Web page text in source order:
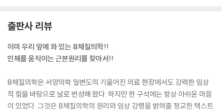
장부가 오행에 속한다는 말만 했다.
--- p.32
의 상징의 체계로 과감하게 가설을 세우고, 그 가설하에서 오장오부간의
연역적 관계 법칙을 발견했다는 것이다.
--- p.101
출판사 리뷰
이미 우리 앞에 와 있는 8체질의학!!
인체를 움직이는 근본원리를 찾아서!!
8체질의학은 서양의학 일변도의 기울어진 의료 현장에서도 강력한 임상
적 힘을 바탕으로 날로 번성해 왔다. 하지만 한 구석에는 항상 아쉬운 마음
이 있었다. 그것은 8체질의학의 원리와 임상 강령을 밝혀줄 정교한 텍스트